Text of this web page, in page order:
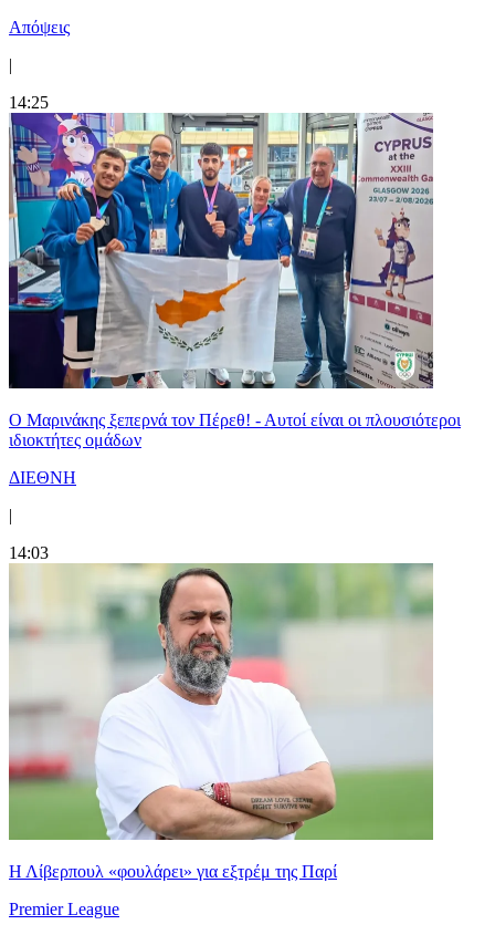
Απόψεις
|
14:25
Ο Μαρινάκης ξεπερνά τον Πέρεθ! - Αυτοί είναι οι πλουσιότεροι
ιδιοκτήτες ομάδων
ΔΙΕΘΝΗ
|
14:03
Η Λίβερπουλ «φουλάρει» για εξτρέμ της Παρί
Premier League